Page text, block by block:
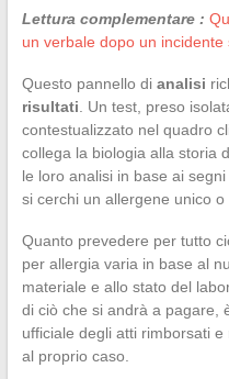
Lettura complementare :
un verbale dopo un incidente
Questo pannello di analisi
risultati . Un test, preso
contestualizzato nel quadro
collega la biologia alla storia
le loro analisi in base ai
si cerchi un allergene unico
Quanto prevedere per tutto
per allergia varia in base al
materiale e allo stato del
di ciò che si andrà a pagare,
ufficiale degli atti rimborsati
al proprio caso.